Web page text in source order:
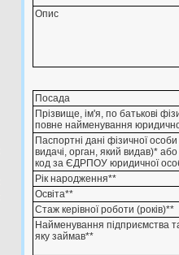
Опис
Посада
Прізвище, ім'я, по батькові
повне найменування
Паспортні дані фізичної
видачі, орган, який видав)*
код за ЄДРПОУ юридичної
Рік народження**
Освіта**
Стаж керівної роботи (років)**
Найменування підприємства
яку займав**